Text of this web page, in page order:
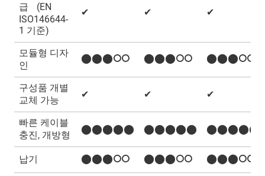
급 (EN
ISO146644-
1 기준)
✔ ✔ ✔
모듈형 디자
인
⬤⬤⬤⭘⭘ ⬤⬤⬤⭘⭘ ⬤⬤⬤⭘⭘
구성품 개별
교체 가능
✔ ✔ ✔
빠른 케이블
충진, 개방형
⬤⬤⬤⬤⬤ ⬤⬤⬤⬤⬤ ⬤⬤⬤⬤⬤
납기 ⬤⬤⬤⭘⭘ ⬤⬤⬤⭘⭘ ⬤⬤⬤⭘⭘